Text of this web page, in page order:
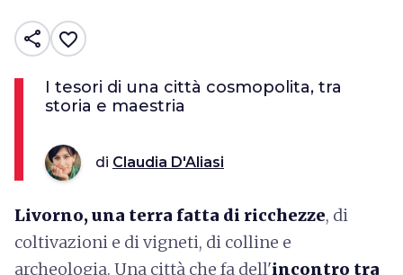
share favorite_border
I tesori di una città cosmopolita, tra
storia e maestria
di Claudia D'Aliasi
Livorno, una terra fatta di ricchezze, di
coltivazioni e di vigneti, di colline e
archeologia. Una città che fa dell'incontro tra